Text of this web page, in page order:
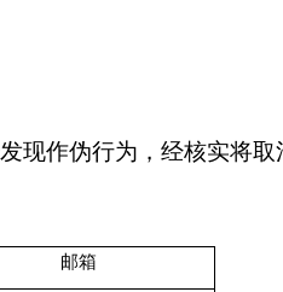
现作伪行为，经核实将
邮箱